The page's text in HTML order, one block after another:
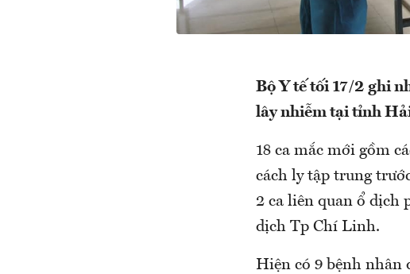
Bộ Y tế tối 17/2 ghi
lây nhiễm tại tỉnh
18 ca mắc mới gồm
cách ly tập trung
2 ca liên quan ổ dịch
dịch Tp Chí Linh.
Hiện có 9 bệnh nhân